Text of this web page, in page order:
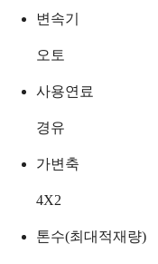
변속기
오토
사용연료
경유
가변축
4X2
톤수(최대적재량)